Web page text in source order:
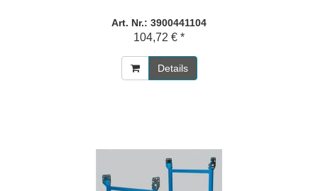
Art. Nr.: 3900441104
104,72 € *
Details